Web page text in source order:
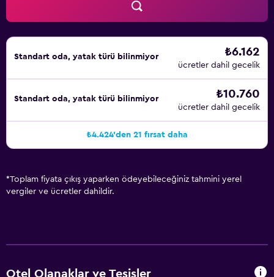
Standart oda, yatak türü bilinmiyor ₺6.162
ücretler dahil gecelik
Standart oda, yatak türü bilinmiyor ₺10.760
ücretler dahil gecelik
₺4.424'den 21 fırsat daha
*Toplam fiyata çıkış yaparken ödeyebileceğiniz tahmini yerel
vergiler ve ücretler dahildir.
Otel Olanaklar ve Tesisler